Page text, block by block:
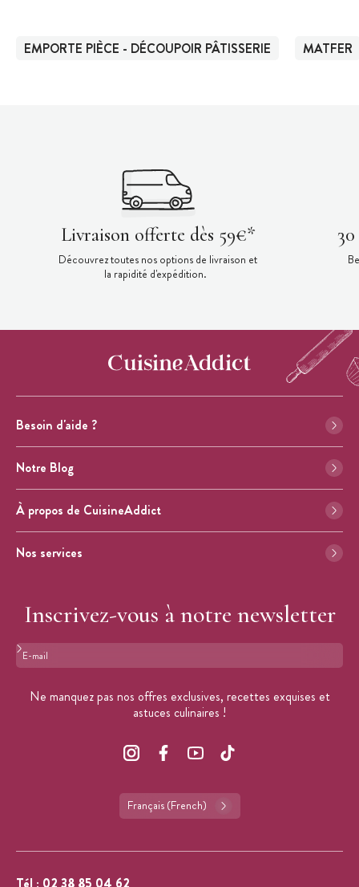
EMPORTE PIÈCE - DÉCOUPOIR PÂTISSERIE MATFER
Livraison offerte dès 59€*
Découvrez toutes nos options de livraison et
la rapidité d'expédition.
Besoin d'aide ?
Notre Blog
À propos de CuisineAddict
Nos services
Inscrivez-vous à notre newsletter
Format : adresse@email.com
Ne manquez pas nos offres exclusives, recettes exquises et
astuces culinaires !
Français (French)